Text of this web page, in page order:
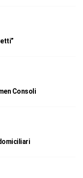
Consoli